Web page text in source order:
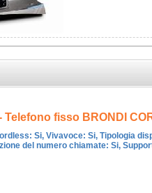
Telefono fisso BRONDI
Si, Vivavoce: Si, Tipologia
del numero chiamate: Si,